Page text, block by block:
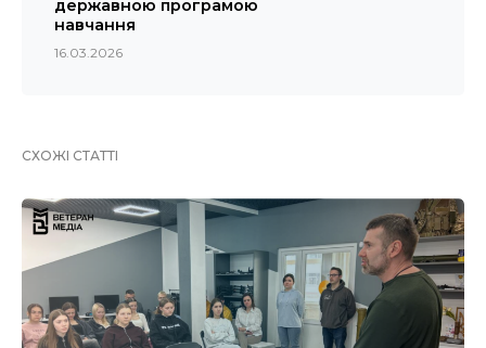
державною програмою
навчання
16.03.2026
СХОЖІ СТАТТІ